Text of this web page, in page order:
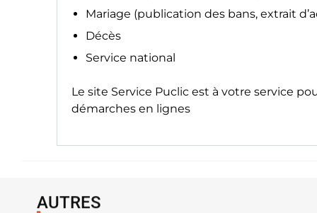
Mariage (publication des bans, extrait
Décès
Service national
Le site Service Puclic est à votre service
démarches en lignes
AUTRES